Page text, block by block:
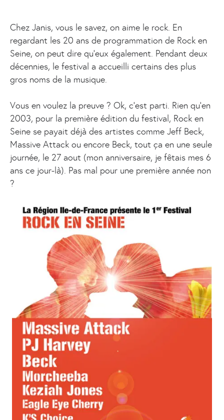
Chez Janis, vous le savez, on aime le rock. En
regardant les 20 ans de programmation de Rock en
Seine, on peut dire qu’eux également. Pendant deux
décennies, le festival a accueilli certains des plus
gros noms de la musique.
Vous en voulez la preuve ? Ok, c’est parti. Rien qu’en
2003, pour la première édition du festival, Rock en
Seine se payait déjà des artistes comme Jeff Beck,
Massive Attack ou encore Beck, tout ça en une seule
journée, le 27 aout (mon anniversaire, je fêtais mes 6
ans ce jour-là). Pas mal pour une première année non
?